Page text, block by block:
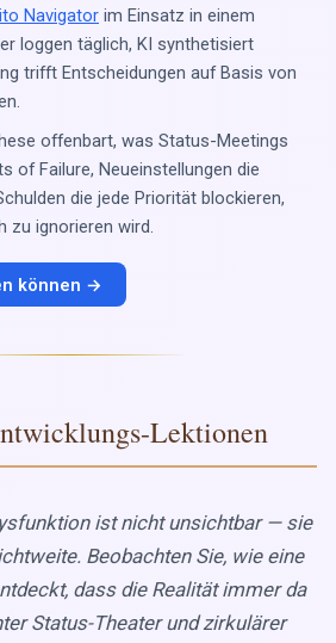
Navigator im Einsatz in einem
loggen täglich, KI synthetisiert
trifft Entscheidungen auf Basis von
offenbart, was Status-Meetings
of Failure, Neueinstellungen die
die jede Priorität blockieren,
zu ignorieren wird.
können →
Lektionen
ist nicht unsichtbar — sie
Beobachten Sie, wie eine
dass die Realität immer da
Status-Theater und zirkulärer